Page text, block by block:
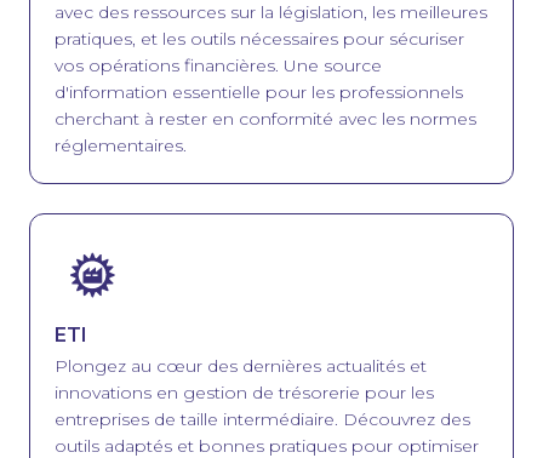
avec des ressources sur la législation, les meilleures
pratiques, et les outils nécessaires pour sécuriser
vos opérations financières. Une source
d'information essentielle pour les professionnels
cherchant à rester en conformité avec les normes
réglementaires.
Image
ETI
Plongez au cœur des dernières actualités et
innovations en gestion de trésorerie pour les
entreprises de taille intermédiaire. Découvrez des
outils adaptés et bonnes pratiques pour optimiser